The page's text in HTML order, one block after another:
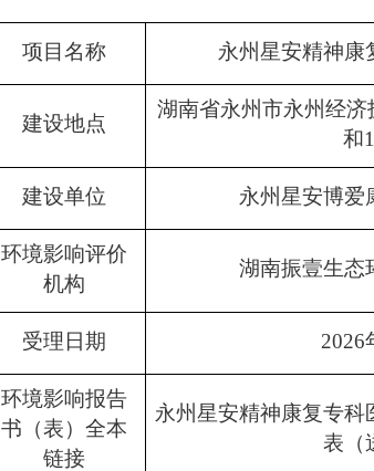
项目名称 永州星安精神康
建设地点
湖南省永州市永州经
和
建设单位 永州星安博爱
环境影响评价
机构
湖南振壹生态
受理日期 2026
环境影响报告
书（表）全本
链接
永州星安精神康复专
表（